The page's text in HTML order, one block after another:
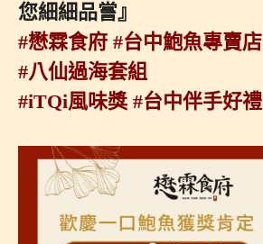
您細細品嘗』
#懋霖食府 #台中鮑魚專賣店
#八仙過海套組
#iTQi風味獎 #台中伴手好禮